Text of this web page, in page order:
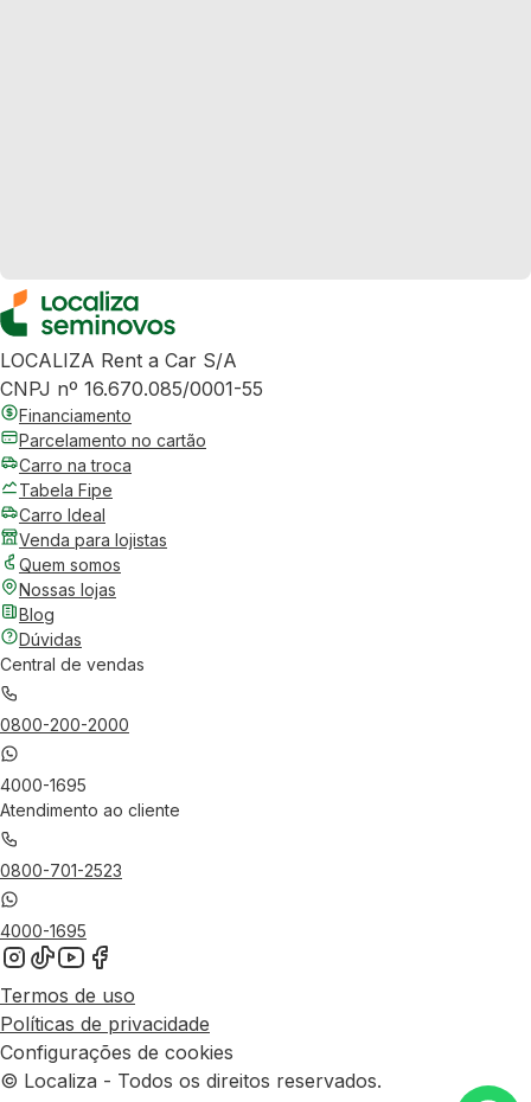
LOCALIZA Rent a Car S/A
CNPJ nº 16.670.085/0001-55
Financiamento
Parcelamento no cartão
Carro na troca
Tabela Fipe
Carro Ideal
Venda para lojistas
Quem somos
Nossas lojas
Blog
Dúvidas
Central de vendas
0800-200-2000
4000-1695
Atendimento ao cliente
0800-701-2523
4000-1695
Termos de uso
Políticas de privacidade
Configurações de cookies
© Localiza - Todos os direitos reservados.